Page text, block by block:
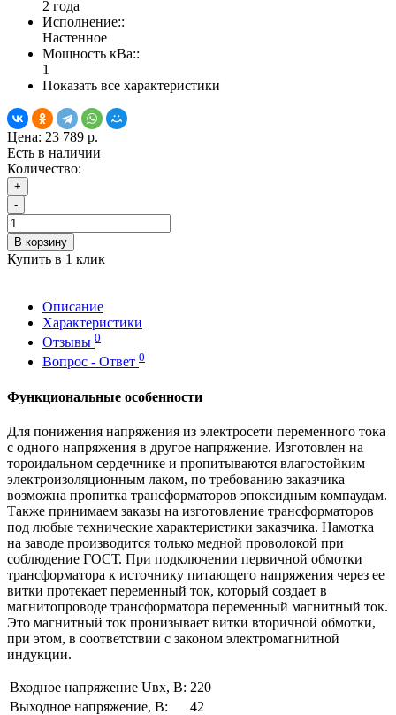
2 года
Исполнение::
Настенное
Мощность кВа::
1
Показать все характеристики
Цена: 23 789 р.
Есть в наличии
Количество:
+
-
В корзину
Купить в 1 клик
Описание
Характеристики
Отзывы 0
Вопрос - Ответ 0
Функциональные особенности
Для понижения напряжения из электросети переменного тока
с одного напряжения в другое напряжение. Изготовлен на
тороидальном сердечнике и пропитываются влагостойким
электроизоляционным лаком, по требованию заказчика
возможна пропитка трансформаторов эпоксидным компаудам.
Также принимаем заказы на изготовление трансформаторов
под любые технические характеристики заказчика. Намотка
на заводе производится только медной проволокой при
соблюдение ГОСТ. При подключении первичной обмотки
трансформатора к источнику питающего напряжения через ее
витки протекает переменный ток, который создает в
магнитопроводе трансформатора переменный магнитный ток.
Это магнитный ток пронизывает витки вторичной обмотки,
при этом, в соответствии с законом электромагнитной
индукции.
Входное напряжение Uвх, В: 220
Выходное напряжение, В:
42